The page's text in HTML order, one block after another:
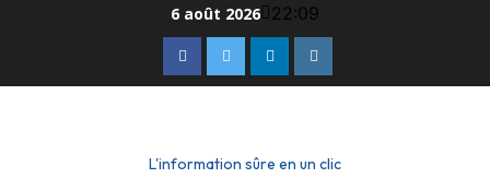
6 août 2026 22:09
L'information sûre en un clic